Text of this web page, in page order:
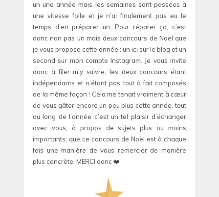
un une année mais les semaines sont passées à
une vitesse folle et je n’ai finalement pas eu le
temps d’en préparer un. Pour réparer ça, c’est
donc non pas un mais deux concours de Noël que
je vous propose cette année : un ici sur le blog et un
second sur mon compte Instagram. Je vous invite
donc à filer m’y suivre, les deux concours étant
indépendants et n’étant pas tout à fait composés
de la même façon ! Cela me tenait vraiment à cœur
de vous gâter encore un peu plus cette année, tout
au long de l’année c’est un tel plaisir d’échanger
avec vous, à propos de sujets plus ou moins
importants, que ce concours de Noël est à chaque
fois une manière de vous remercier de manière
plus concrète. MERCI donc ❤️